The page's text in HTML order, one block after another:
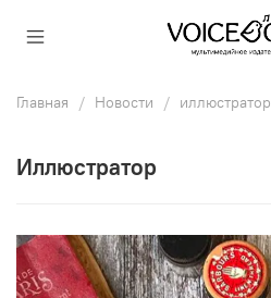
Главная Новости иллюстратор
иллюстратор